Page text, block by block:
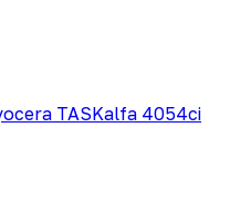
TASKalfa 4054сi